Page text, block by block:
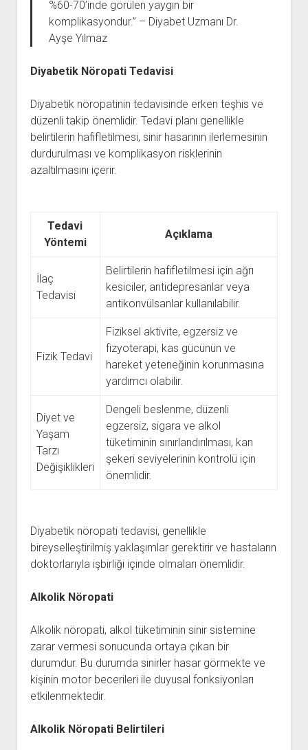
%60-70’inde görülen yaygın bir
komplikasyondur.” – Diyabet Uzmanı Dr.
Ayşe Yılmaz
Diyabetik Nöropati Tedavisi
Diyabetik nöropatinin tedavisinde erken teşhis ve
düzenli takip önemlidir. Tedavi planı genellikle
belirtilerin hafifletilmesi, sinir hasarının ilerlemesinin
durdurulması ve komplikasyon risklerinin
azaltılmasını içerir.
Tedavi
Yöntemi
Açıklama
İlaç
Tedavisi
Belirtilerin hafifletilmesi için ağrı
kesiciler, antidepresanlar veya
antikonvülsanlar kullanılabilir.
Fizik Tedavi
Fiziksel aktivite, egzersiz ve
fizyoterapi, kas gücünün ve
hareket yeteneğinin korunmasına
yardımcı olabilir.
Diyet ve
Yaşam
Tarzı
Değişiklikleri
Dengeli beslenme, düzenli
egzersiz, sigara ve alkol
tüketiminin sınırlandırılması, kan
şekeri seviyelerinin kontrolü için
önemlidir.
Diyabetik nöropati tedavisi, genellikle
bireyselleştirilmiş yaklaşımlar gerektirir ve hastaların
doktorlarıyla işbirliği içinde olmaları önemlidir.
Alkolik Nöropati
Alkolik nöropati, alkol tüketiminin sinir sistemine
zarar vermesi sonucunda ortaya çıkan bir
durumdur. Bu durumda sinirler hasar görmekte ve
kişinin motor becerileri ile duyusal fonksiyonları
etkilenmektedir.
Alkolik Nöropati Belirtileri